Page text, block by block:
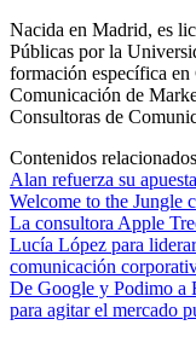
Nacida en Madrid, es
Públicas por la
formación específica
Comunicación de
Consultoras de
Contenidos relacionados
Alan refuerza su
Welcome to the Jungle
La consultora Apple
Lucía López para
comunicación
De Google y Podimo a
para agitar el mercado